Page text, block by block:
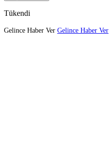
Tükendi
Gelince Haber Ver Gelince Haber Ver